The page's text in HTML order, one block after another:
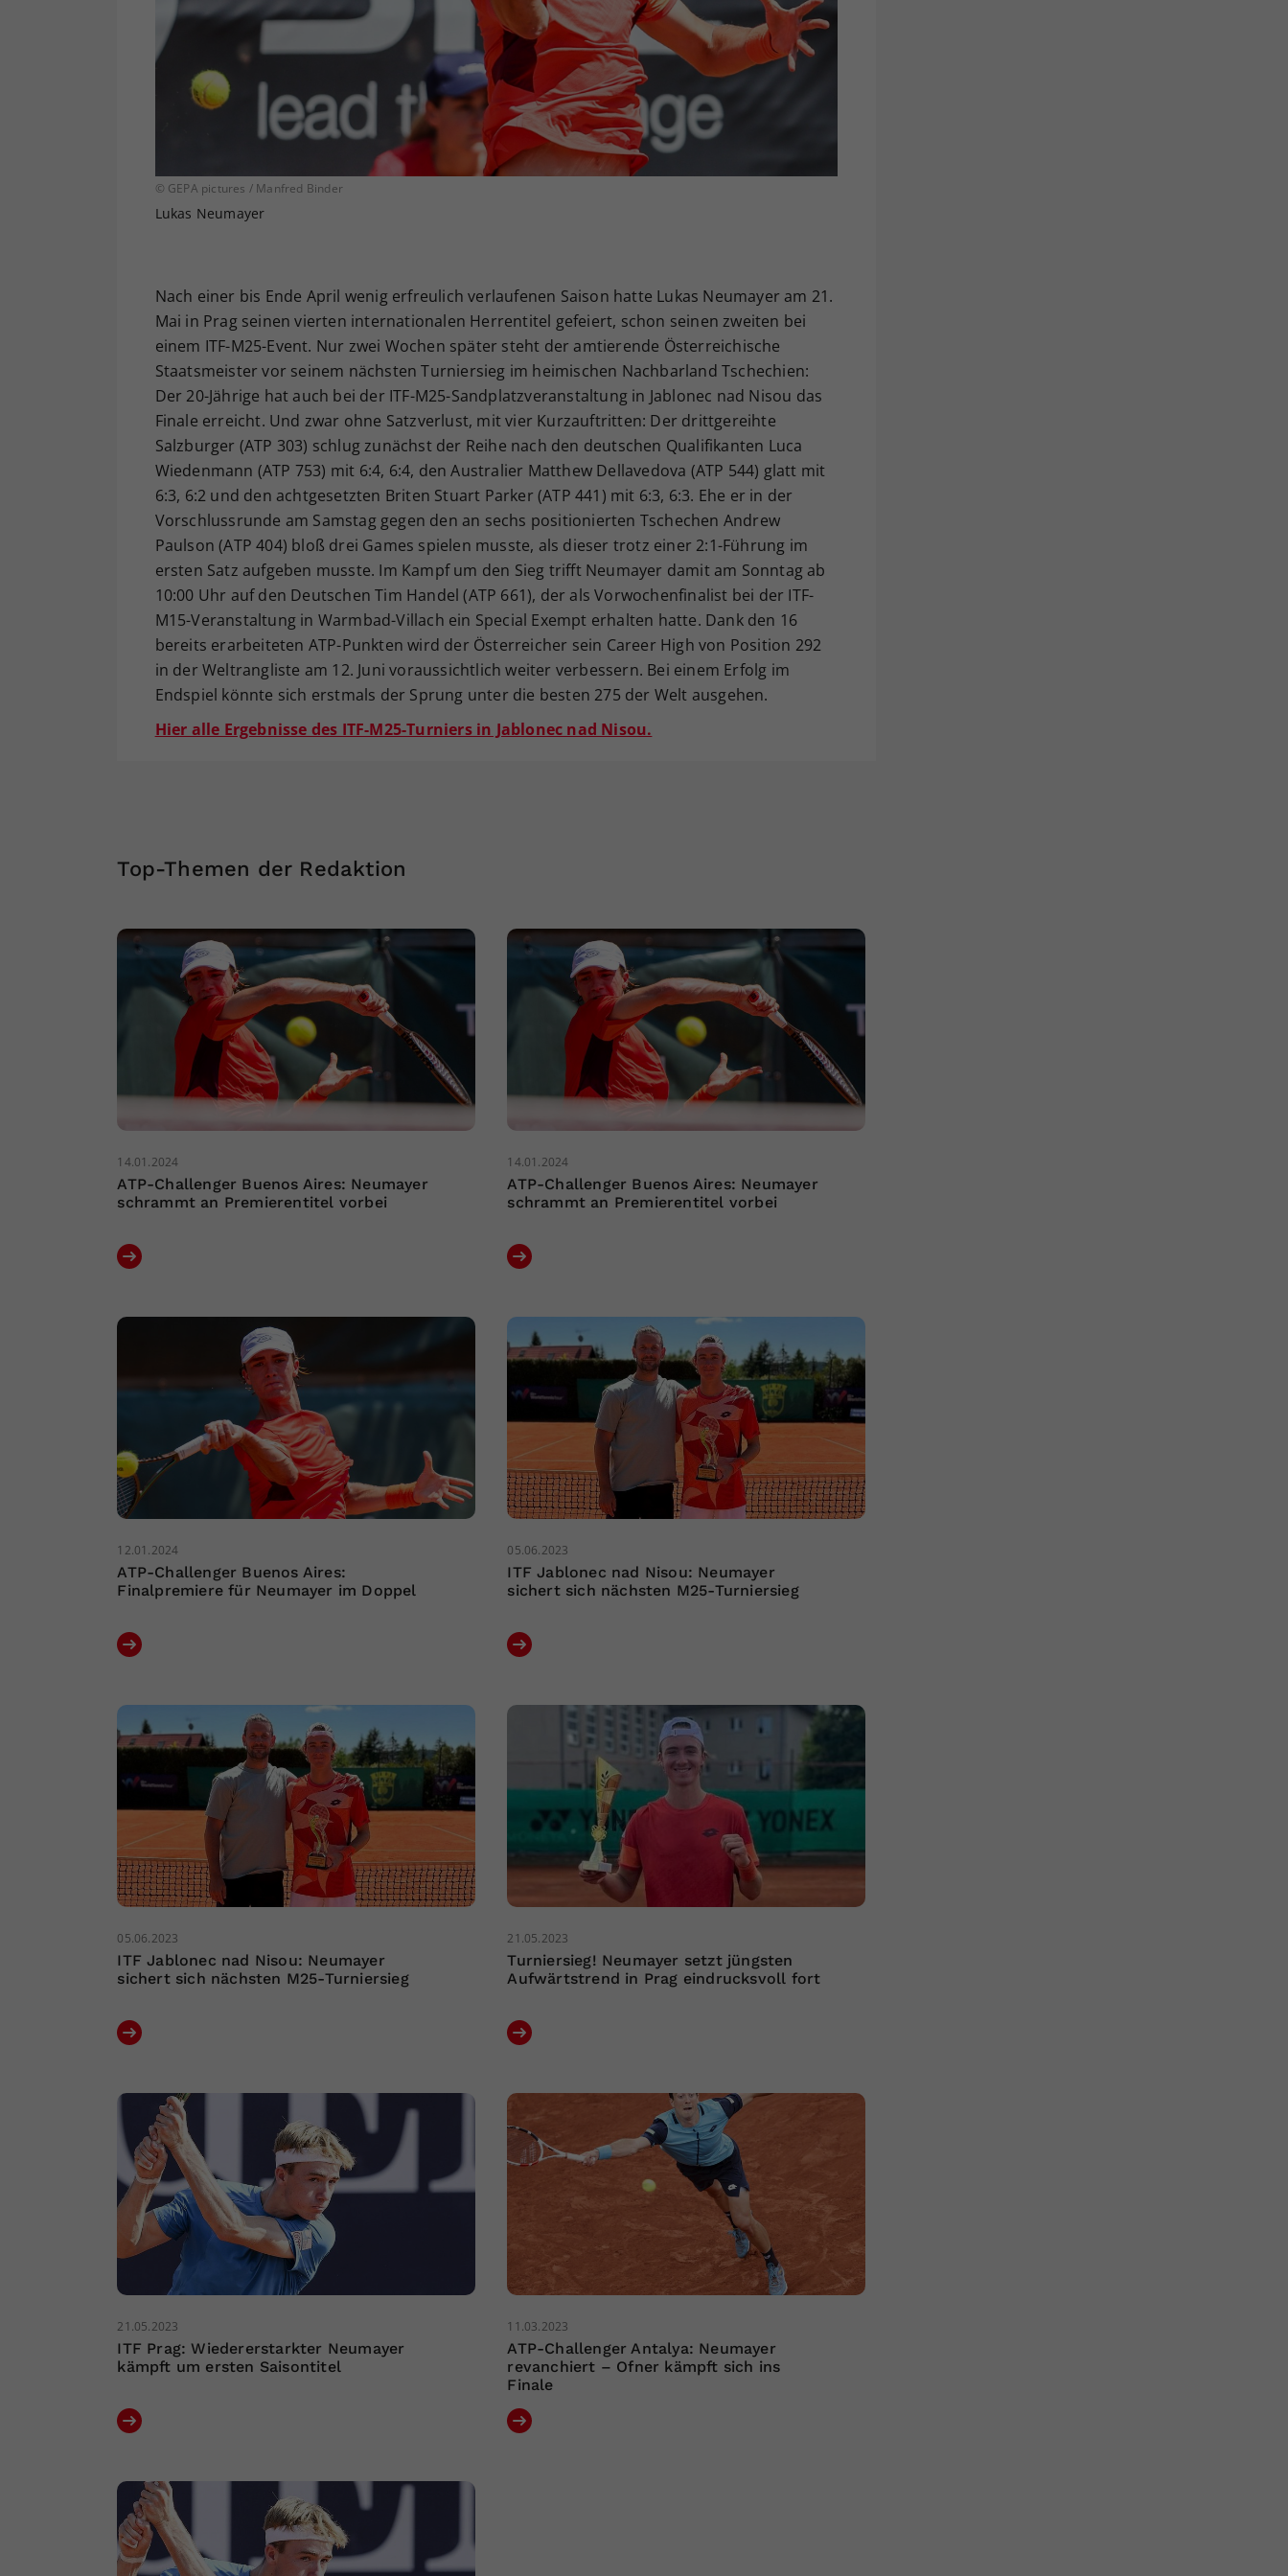
© GEPA pictures / Manfred Binder
Lukas Neumayer
Nach einer bis Ende April wenig erfreulich verlaufenen Saison hatte Lukas Neumayer am 21.
Mai in Prag seinen vierten internationalen Herrentitel gefeiert, schon seinen zweiten bei
einem ITF-M25-Event. Nur zwei Wochen später steht der amtierende Österreichische
Staatsmeister vor seinem nächsten Turniersieg im heimischen Nachbarland Tschechien:
Der 20-Jährige hat auch bei der ITF-M25-Sandplatzveranstaltung in Jablonec nad Nisou das
Finale erreicht. Und zwar ohne Satzverlust, mit vier Kurzauftritten: Der drittgereihte
Salzburger (ATP 303) schlug zunächst der Reihe nach den deutschen Qualifikanten Luca
Wiedenmann (ATP 753) mit 6:4, 6:4, den Australier Matthew Dellavedova (ATP 544) glatt mit
6:3, 6:2 und den achtgesetzten Briten Stuart Parker (ATP 441) mit 6:3, 6:3. Ehe er in der
Vorschlussrunde am Samstag gegen den an sechs positionierten Tschechen Andrew
Paulson (ATP 404) bloß drei Games spielen musste, als dieser trotz einer 2:1-Führung im
ersten Satz aufgeben musste. Im Kampf um den Sieg trifft Neumayer damit am Sonntag ab
10:00 Uhr auf den Deutschen Tim Handel (ATP 661), der als Vorwochenfinalist bei der ITF-
M15-Veranstaltung in Warmbad-Villach ein Special Exempt erhalten hatte. Dank den 16
bereits erarbeiteten ATP-Punkten wird der Österreicher sein Career High von Position 292
in der Weltrangliste am 12. Juni voraussichtlich weiter verbessern. Bei einem Erfolg im
Endspiel könnte sich erstmals der Sprung unter die besten 275 der Welt ausgehen.
Hier alle Ergebnisse des ITF-M25-Turniers in Jablonec nad Nisou.
Top-Themen der Redaktion
14.01.2024
ATP-Challenger Buenos Aires: Neumayer
schrammt an Premierentitel vorbei
14.01.2024
ATP-Challenger Buenos Aires: Neumayer
schrammt an Premierentitel vorbei
12.01.2024
ATP-Challenger Buenos Aires:
Finalpremiere für Neumayer im Doppel
05.06.2023
ITF Jablonec nad Nisou: Neumayer
sichert sich nächsten M25-Turniersieg
05.06.2023
ITF Jablonec nad Nisou: Neumayer
sichert sich nächsten M25-Turniersieg
21.05.2023
Turniersieg! Neumayer setzt jüngsten
Aufwärtstrend in Prag eindrucksvoll fort
21.05.2023
ITF Prag: Wiedererstarkter Neumayer
kämpft um ersten Saisontitel
11.03.2023
ATP-Challenger Antalya: Neumayer
revanchiert – Ofner kämpft sich ins
Finale
Ihrer vorgenommen Einstellungen, falls der
Webseiten-Betreiber dies eingestellt hat.